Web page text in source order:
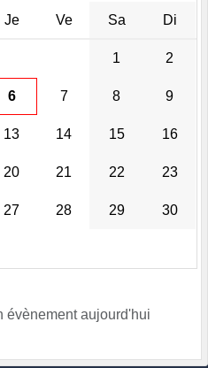
Je Ve Sa Di
1 2
6 7 8 9
13 14 15 16
20 21 22 23
27 28 29 30
évènement aujourd'hui